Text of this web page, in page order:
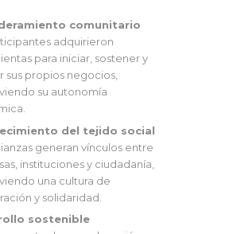
comunitario
adquirieron
para iniciar, sostener y
sus propios negocios,
su autonomía
del tejido social
generan vínculos entre
instituciones y ciudadanía,
una cultura de
y solidaridad.
sostenible